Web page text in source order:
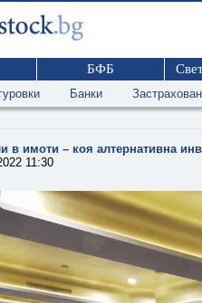
БФБ
Банки
в имоти – коя алтернативна
11:30